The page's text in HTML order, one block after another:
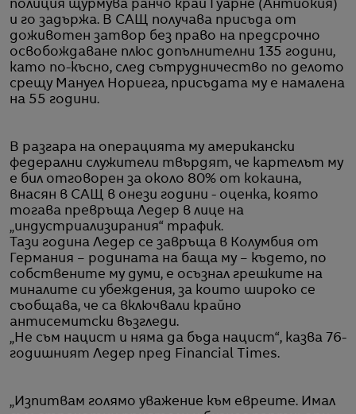
полиция щурмува ранчо край Гуарне (Антиокия)
и го задържа. В САЩ получава присъда от
доживотен затвор без право на предсрочно
освобождаване плюс допълнителни 135 години,
като по-късно, след сътрудничество по делото
срещу Мануел Нориега, присъдата му е намалена
на 55 години.
В разгара на операцията му американски
федерални служители твърдят, че картелът му
е бил отговорен за около 80% от кокаина,
внасян в САЩ в онези години - оценка, която
тогава превръща Ледер в лице на
„индустриализирания“ трафик.
Тази година Ледер се завръща в Колумбия от
Германия – родината на баща му – където, по
собствените му думи, е осъзнал грешките на
миналите си убеждения, за които широко се
съобщава, че са включвали крайно
антисемитски възгледи.
„Не съм нацист и няма да бъда нацист“, казва 76-
годишният Ледер пред Financial Times.
„Изпитвам голямо уважение към евреите. Имал